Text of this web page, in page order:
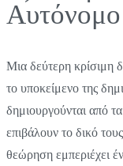
Αυτόνομο
Μια δεύτερη κρίσιμη
το υποκείμενο της
δημιουργούνται από
επιβάλουν το δικό
θεώρηση εμπεριέχει